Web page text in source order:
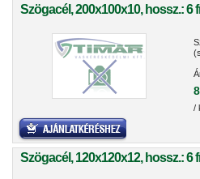
Szögacél, 200x100x10, hossz.: 6
/
Szögacél, 120x120x12, hossz.: 6